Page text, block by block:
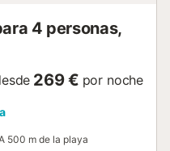
4 personas,
269 € por noche
500 m de la playa